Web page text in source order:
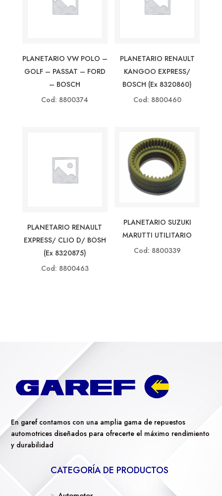
PLANETARIO VW POLO –
GOLF – PASSAT – FORD
– BOSCH
Cod: 8800374
PLANETARIO RENAULT
KANGOO EXPRESS/
BOSCH (ex 8320860)
Cod: 8800460
PLANETARIO RENAULT
EXPRESS/ CLIO D/ BOSH
(ex 8320875)
Cod: 8800463
PLANETARIO SUZUKI
MARUTTI UTILITARIO
Cod: 8800339
En garef contamos con una amplia gama de repuestos
automotrices diseñados para ofrecerte el máximo rendimiento
y durabilidad
CATEGORÍA DE PRODUCTOS